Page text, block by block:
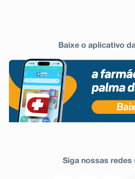
Baixe o aplicativo
Siga nossas redes